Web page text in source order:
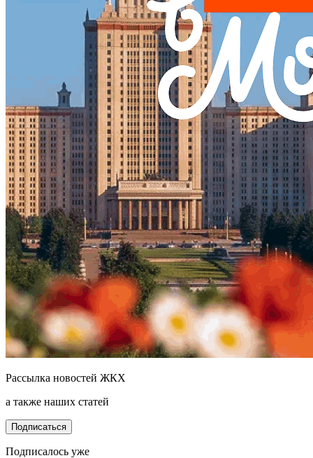
Рассылка новостей ЖКХ
а также наших статей
Подписаться
Подписалось уже